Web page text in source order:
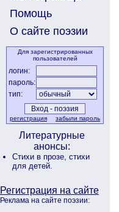
Помощь
О сайте поэзии
Для зарегистрированных
пользователей
логин:
пароль:
тип:
регистрация забыли пароль
Литературные
анонсы:
Стихи в прозе, стихи
для детей.
Регистрация на сайте
Реклама на сайте поэзии: